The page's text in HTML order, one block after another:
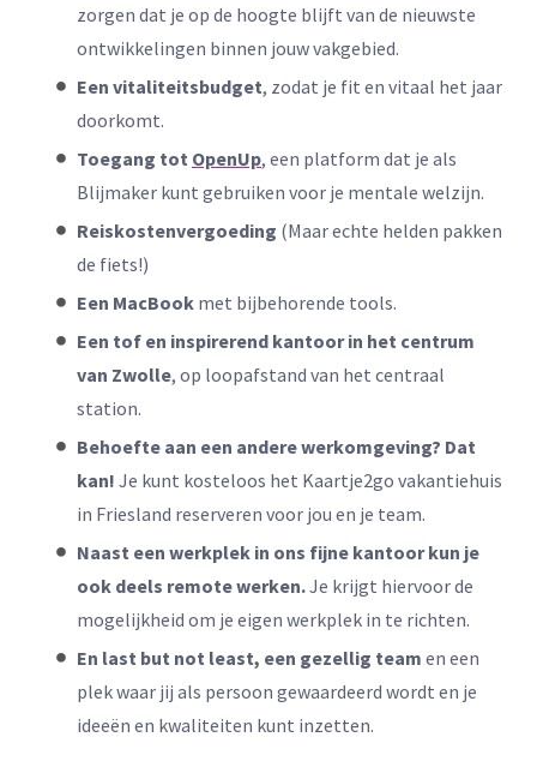
zorgen dat je op de hoogte blijft van de nieuwste
ontwikkelingen binnen jouw vakgebied.
Een vitaliteitsbudget, zodat je fit en vitaal het jaar
doorkomt.
Toegang tot OpenUp, een platform dat je als
Blijmaker kunt gebruiken voor je mentale welzijn.
Reiskostenvergoeding (Maar echte helden pakken
de fiets!)
Een MacBook met bijbehorende tools.
Een tof en inspirerend kantoor in het centrum
van Zwolle, op loopafstand van het centraal
station.
Behoefte aan een andere werkomgeving? Dat
kan! Je kunt kosteloos het Kaartje2go vakantiehuis
in Friesland reserveren voor jou en je team.
Naast een werkplek in ons fijne kantoor kun je
ook deels remote werken.Je krijgt hiervoor de
mogelijkheid om je eigen werkplek in te richten.
En last but not least, een gezellig team en een
plek waar jij als persoon gewaardeerd wordt en je
ideeën en kwaliteiten kunt inzetten.